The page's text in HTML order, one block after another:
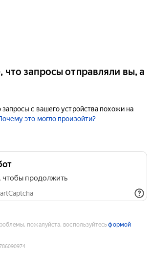
что запросы отправляли вы, а
с вашего устройства похожи на
это могло произойти?
продолжить
пожалуйста, воспользуйтесьформой